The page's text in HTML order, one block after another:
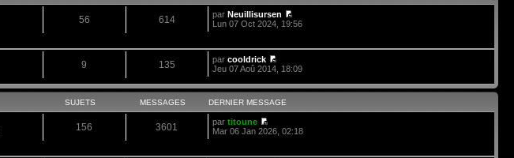
56 614 parNeuillisursen
Lun 07 Oct 2024, 19:56
9 135 parcooldrick
Jeu 07 Aoû 2014, 18:09
SUJETS MESSAGES DERNIER MESSAGE
156 3601 partitoune
Mar 06 Jan 2026, 02:18